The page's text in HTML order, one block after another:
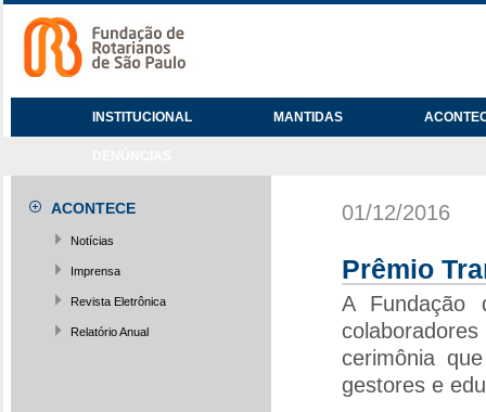
INSTITUCIONAL MANTIDAS
ACONTECE
Notícias
Imprensa
Revista Eletrônica
Relatório Anual
01/12/2016
Prêmio
A Fundação
cerimônia
gestores e